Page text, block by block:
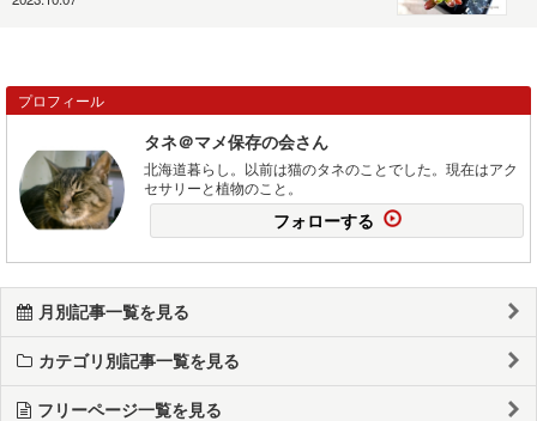
プロフィール
タネ＠マメ保存の会さん
北海道暮らし。以前は猫のタネのことでした。現在はアク
セサリーと植物のこと。
フォローする
月別記事一覧を見る
カテゴリ別記事一覧を見る
フリーページ一覧を見る